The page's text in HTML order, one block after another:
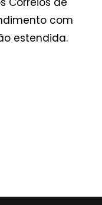
com
estendida.